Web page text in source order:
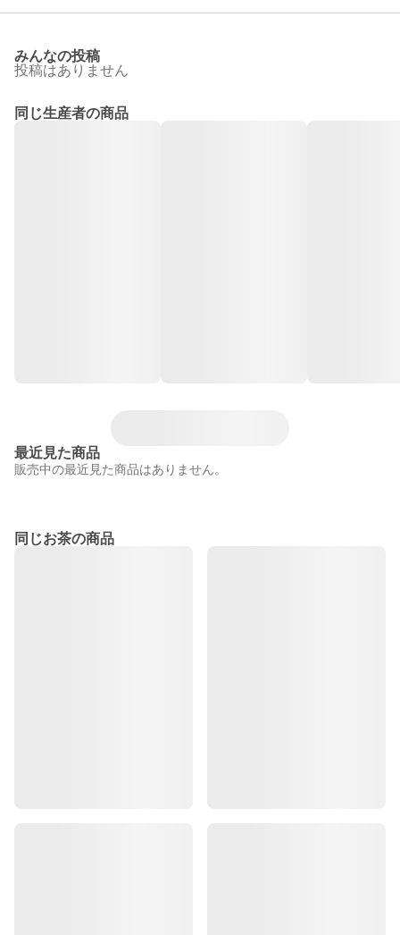
みんなの投稿
投稿はありません
同じ生産者の商品
最近見た商品
販売中の最近見た商品はありません。
同じお茶の商品